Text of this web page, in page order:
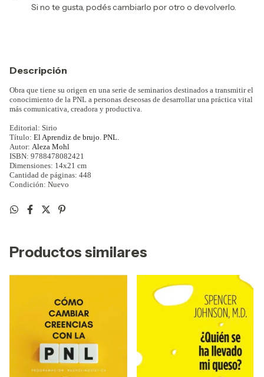
Si no te gusta, podés cambiarlo por otro o devolverlo.
Descripción
Obra que tiene su origen en una serie de seminarios destinados a transmitir el
conocimiento de la PNL a personas deseosas de desarrollar una práctica vital
más comunicativa, creadora y productiva.
Editorial: Sirio
Título: El Aprendiz de brujo. PNL.
Autor: Aleza Mohl
ISBN: 9788478082421
Dimensiones: 14x21 cm
Cantidad de páginas: 448
Condición: Nuevo
Productos similares